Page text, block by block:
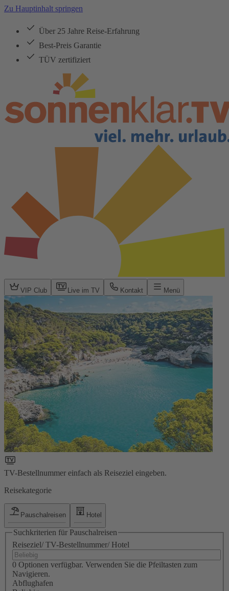
Zu Hauptinhalt springen
Über 25 Jahre Reise-Erfahrung
Best-Preis Garantie
TÜV zertifiziert
VIP Club Live im TV Kontakt Menü
TV-Bestellnummer einfach als Reiseziel eingeben.
Reisekategorie
Pauschalreisen Hotel
Suchkriterien für Pauschalreisen
Reiseziel/ TV-Bestellnummer/ Hotel
0 Optionen verfügbar. Verwenden Sie die Pfeiltasten zum
Navigieren.
Abflughafen